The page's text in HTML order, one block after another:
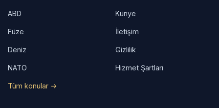
ABD
Füze
Deniz
NATO
Tüm konular →
Künye
İletişim
Gizlilik
Hizmet Şartları